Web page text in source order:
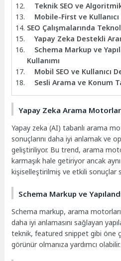
Teknik SEO ve
Mobile-First ve Kullanıcı
SEO Çalışmalarında
Yapay Zeka Destekli
Schema Markup ve
Kullanımı
Mobil SEO ve Kullanıcı
Sesli Arama ve Konum
Yapay Zeka Arama
Yapay zeka (AI) tabanlı arama
sonuçlarını daha iyi anlamak ve
geliştiriliyor. Bu trend, arama
karmaşık hale getiriyor ancak
kişiselleştirilmiş ve etkili sonuçlar
Schema Markup ve
Schema markup, arama
daha iyi anlamasını sağlayan
teknik, featured snippet gibi öne
görünür olmanıza yardımcı olabilir.